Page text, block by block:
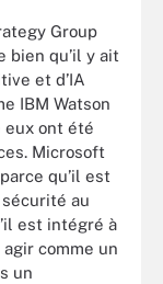
Group
bien qu’il y ait
et d’IA
IBM Watson
eux ont été
Microsoft
qu’il est
au
est intégré à
comme un
un